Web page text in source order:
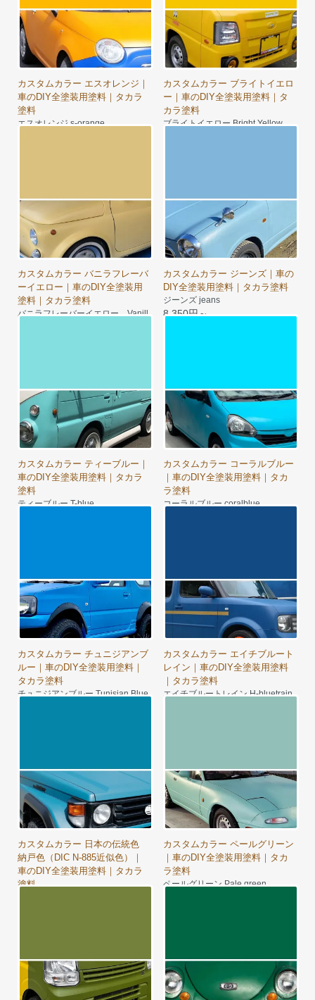
カスタムカラー エスオレンジ｜
車のDIY全塗装用塗料｜タカラ
塗料
エスオレンジ s-orange
カスタムカラー ブライトイエロ
ー｜車のDIY全塗装用塗料｜タ
カラ塗料
ブライトイエロー Bright Yellow
カスタムカラー バニラフレーバ
ーイエロー｜車のDIY全塗装用
塗料｜タカラ塗料
バニラフレーバーイエロー Vanill
カスタムカラー ジーンズ｜車の
DIY全塗装用塗料｜タカラ塗料
ジーンズ jeans
8,350円～
カスタムカラー ティーブルー｜
車のDIY全塗装用塗料｜タカラ
塗料
ティーブルー T-blue
カスタムカラー コーラルブルー
｜車のDIY全塗装用塗料｜タカ
ラ塗料
コーラルブルー coralblue
カスタムカラー チュニジアンブ
ルー｜車のDIY全塗装用塗料｜
タカラ塗料
チュニジアンブルー Tunisian Blue
カスタムカラー エイチブルート
レイン｜車のDIY全塗装用塗料
｜タカラ塗料
エイチブルートレイン H-bluetrain
カスタムカラー 日本の伝統色
納戸色（DIC N-885近似色）｜
車のDIY全塗装用塗料｜タカラ
塗料
カスタムカラー ペールグリーン
｜車のDIY全塗装用塗料｜タカ
ラ塗料
ペールグリーン Pale green